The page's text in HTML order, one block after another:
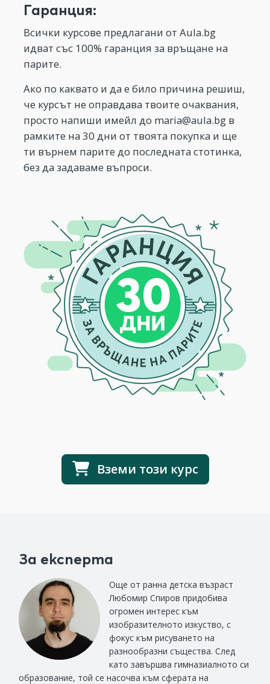
Гаранция:
Всички курсове предлагани от Aula.bg
идват със 100% гаранция за връщане на
парите.
Ако по каквато и да е било причина решиш,
че курсът не оправдава твоите очаквания,
просто напиши имейл до maria@aula.bg в
рамките на 30 дни от твоята покупка и ще
ти върнем парите до последната стотинка,
без да задаваме въпроси.
Вземи този курс
За експерта
Още от ранна детска възраст
Любомир Спиров придобива
огромен интерес към
изобразителното изкуство, с
фокус към рисуването на
разнообразни същества. След
като завършва гимназиалното си
образование, той се насочва към сферата на